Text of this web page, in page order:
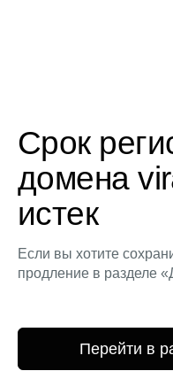
Срок
домена
истек
Если вы хотите
продление в разделе
Перейти в